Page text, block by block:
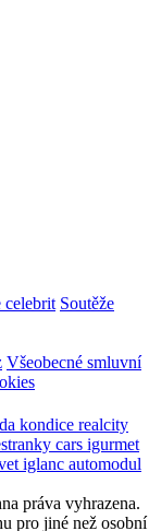
celebrit Soutěže
Všeobecné smluvní
kondice realcity
cars igurmet
iglanc automodul
práva vyhrazena.
pro jiné než osobní